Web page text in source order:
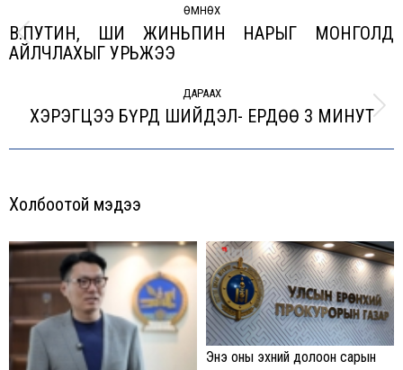
navigation
ӨМНӨХ
Previous
В.ПУТИН, ШИ ЖИНЬПИН НАРЫГ МОНГОЛД
АЙЛЧЛАХЫГ УРЬЖЭЭ
ДАРААХ
Next
ХЭРЭГЦЭЭ БҮРД ШИЙДЭЛ- ЕРДӨӨ 3 МИНУТ
Холбоотой мэдээ
Энэ оны эхний долоон сарын